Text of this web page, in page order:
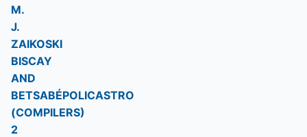
M.
J.
ZAIKOSKI
BISCAY
AND
BETSABÉPOLICASTRO
(COMPILERS)
2